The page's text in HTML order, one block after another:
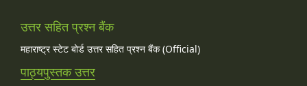
उत्तर सहित प्रश्न बैंक
महाराष्ट्र स्टेट बोर्ड उत्तर सहित प्रश्न बैंक (Official)
पाठ्यपुस्तक उत्तर